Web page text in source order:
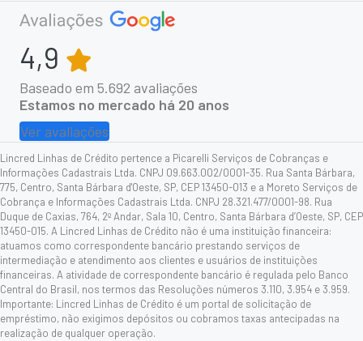
4,9
Baseado em 5.692 avaliações
Estamos no mercado há 20 anos
Ver avaliações
Lincred Linhas de Crédito pertence a Picarelli Serviços de Cobranças e
Informações Cadastrais Ltda. CNPJ 09.663.002/0001-35. Rua Santa Bárbara,
775, Centro, Santa Bárbara d'Oeste, SP, CEP 13450-013 e a Moreto Serviços de
Cobrança e Informações Cadastrais Ltda. CNPJ 28.321.477/0001-98. Rua
Duque de Caxias, 764, 2º Andar, Sala 10, Centro, Santa Bárbara d’Oeste, SP, CEP
13450-015. A Lincred Linhas de Crédito não é uma instituição financeira:
atuamos como correspondente bancário prestando serviços de
intermediação e atendimento aos clientes e usuários de instituições
financeiras. A atividade de correspondente bancário é regulada pelo Banco
Central do Brasil, nos termos das Resoluções números 3.110, 3.954 e 3.959.
Importante: Lincred Linhas de Crédito é um portal de solicitação de
empréstimo, não exigimos depósitos ou cobramos taxas antecipadas na
realização de qualquer operação.